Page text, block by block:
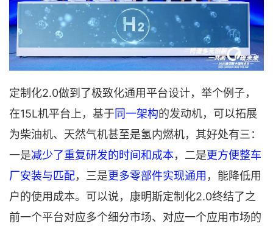
定制化2.0做到了极致化通用平台设计，举个例子，
在15L机平台上，基于同一架构的发动机，可以拓展
为柴油机、天然气机甚至是氢内燃机，其好处有三：
一是减少了重复研发的时间和成本，二是更方便整车
厂安装与匹配，三是更多零部件实现通用 ，能降低用
户的使用成本。可以说，康明斯定制化2.0终结了之
前一个平台对应多个细分市场、对应一个应用市场的